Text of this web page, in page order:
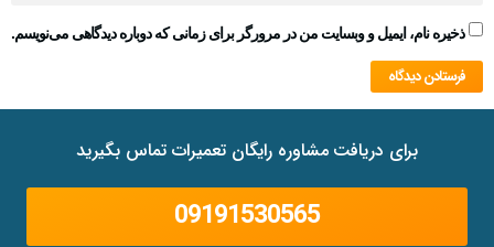
ذخیره نام، ایمیل و وبسایت من در مرورگر برای زمانی که دوباره دیدگاهی می‌نویسم.
برای دریافت مشاوره رایگان تعمیرات تماس بگیرید
09191530565